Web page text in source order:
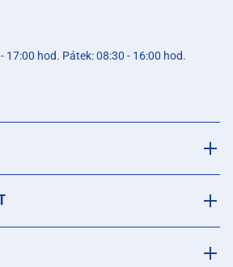
17:00 hod. Pátek: 08:30 - 16:00 hod.